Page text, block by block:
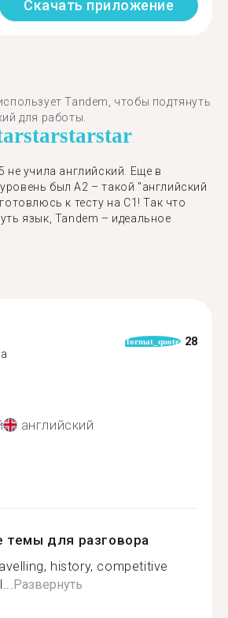
Скачать приложение
Tandem, чтобы подтянуть
для работы.
starstarstar
не учила английский. Еще в
был A2 – такой "английский
к тесту на C1! Так что
язык, Tandem – идеальное
format_quote 28
английский
для разговора
history, competitive
Развернуть